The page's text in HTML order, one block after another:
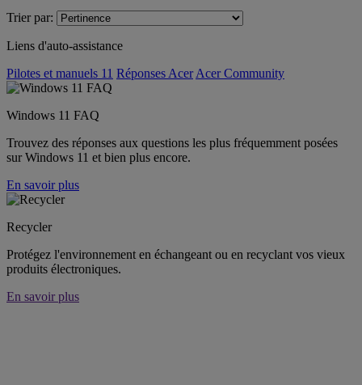
Trier par:
Liens d'auto-assistance
Pilotes et manuels 11 Réponses Acer Acer Community
Windows 11 FAQ
Trouvez des réponses aux questions les plus fréquemment posées
sur Windows 11 et bien plus encore.
En savoir plus
Recycler
Protégez l'environnement en échangeant ou en recyclant vos vieux
produits électroniques.
En savoir plus